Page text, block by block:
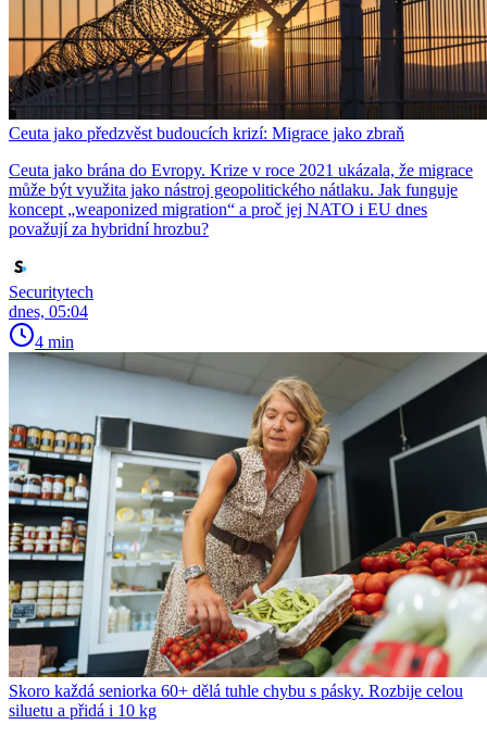
Ceuta jako předzvěst budoucích krizí: Migrace jako zbraň
Ceuta jako brána do Evropy. Krize v roce 2021 ukázala, že migrace
může být využita jako nástroj geopolitického nátlaku. Jak funguje
koncept „weaponized migration“ a proč jej NATO i EU dnes
považují za hybridní hrozbu?
Securitytech
dnes, 05:04
4 min
Skoro každá seniorka 60+ dělá tuhle chybu s pásky. Rozbije celou
siluetu a přidá i 10 kg